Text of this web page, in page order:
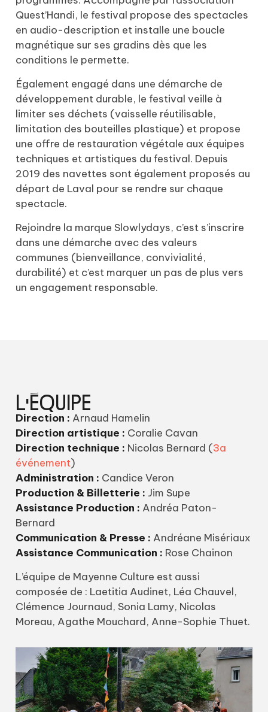
Quest’Handi, le festival propose des spectacles
en audio-description et installe une boucle
magnétique sur ses gradins dès que les
conditions le permette.
Également engagé dans une démarche de
développement durable, le festival veille à
limiter ses déchets (vaisselle réutilisable,
limitation des bouteilles plastique) et propose
une offre de restauration végétale aux équipes
techniques et artistiques du festival. Depuis
2019 des navettes sont également proposés au
départ de Laval pour se rendre sur chaque
spectacle.
Rejoindre la marque Slowlydays, c’est s’inscrire
dans une démarche avec des valeurs
communes (bienveillance, convivialité,
durabilité) et c’est marquer un pas de plus vers
un engagement responsable.
L'ÉQUIPE
Direction : Arnaud Hamelin
Direction artistique : Coralie Cavan
Direction technique : Nicolas Bernard (3a
événement)
Administration : Candice Veron
Production & Billetterie : Jim Supe
Assistance Production : Andréa Paton-
Bernard
Communication & Presse : Andréane Misériaux
Assistance Communication : Rose Chainon
L’équipe de Mayenne Culture est aussi
composée de : Laetitia Audinet, Léa Chauvel,
Clémence Journaud, Sonia Lamy, Nicolas
Moreau, Agathe Mouchard, Anne-Sophie Thuet.